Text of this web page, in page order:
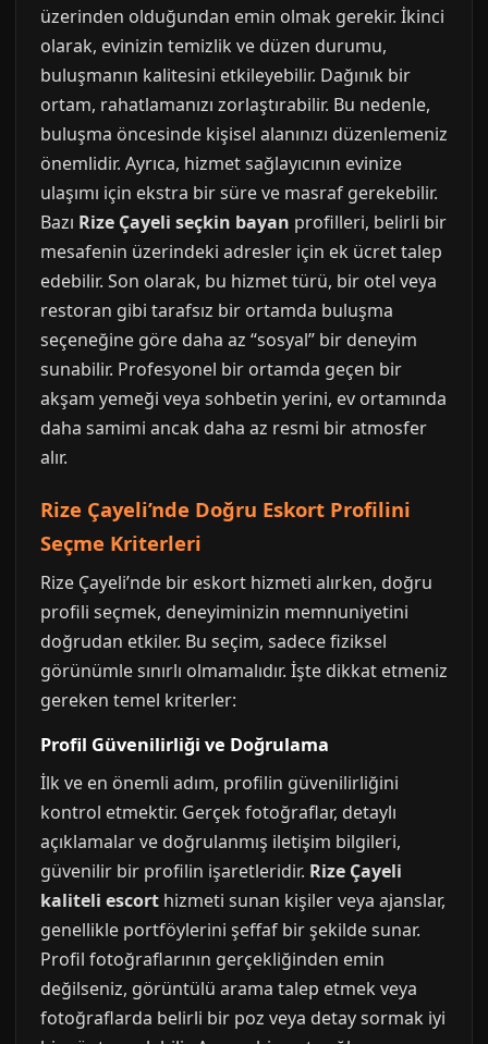
üzerinden olduğundan emin olmak gerekir. İkinci
olarak, evinizin temizlik ve düzen durumu,
buluşmanın kalitesini etkileyebilir. Dağınık bir
ortam, rahatlamanızı zorlaştırabilir. Bu nedenle,
buluşma öncesinde kişisel alanınızı düzenlemeniz
önemlidir. Ayrıca, hizmet sağlayıcının evinize
ulaşımı için ekstra bir süre ve masraf gerekebilir.
Bazı Rize Çayeli seçkin bayan profilleri, belirli bir
mesafenin üzerindeki adresler için ek ücret talep
edebilir. Son olarak, bu hizmet türü, bir otel veya
restoran gibi tarafsız bir ortamda buluşma
seçeneğine göre daha az “sosyal” bir deneyim
sunabilir. Profesyonel bir ortamda geçen bir
akşam yemeği veya sohbetin yerini, ev ortamında
daha samimi ancak daha az resmi bir atmosfer
alır.
Rize Çayeli’nde Doğru Eskort Profilini
Seçme Kriterleri
Rize Çayeli’nde bir eskort hizmeti alırken, doğru
profili seçmek, deneyiminizin memnuniyetini
doğrudan etkiler. Bu seçim, sadece fiziksel
görünümle sınırlı olmamalıdır. İşte dikkat etmeniz
gereken temel kriterler:
Profil Güvenilirliği ve Doğrulama
İlk ve en önemli adım, profilin güvenilirliğini
kontrol etmektir. Gerçek fotoğraflar, detaylı
açıklamalar ve doğrulanmış iletişim bilgileri,
güvenilir bir profilin işaretleridir. Rize Çayeli
kaliteli escort hizmeti sunan kişiler veya ajanslar,
genellikle portföylerini şeffaf bir şekilde sunar.
Profil fotoğraflarının gerçekliğinden emin
değilseniz, görüntülü arama talep etmek veya
fotoğraflarda belirli bir poz veya detay sormak iyi